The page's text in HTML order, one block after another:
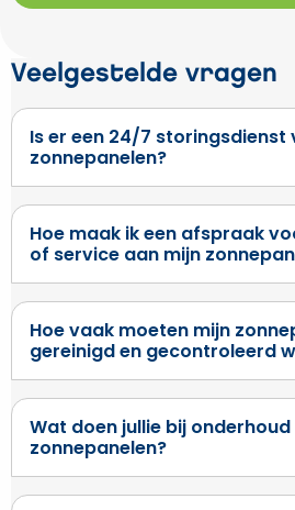
Veelgestelde vragen
Is er een 24/7 storingsdienst
zonnepanelen?
Hoe maak ik een afspraak
of service aan mijn
Hoe vaak moeten mijn
gereinigd en gecontroleerd
Wat doen jullie bij
zonnepanelen?